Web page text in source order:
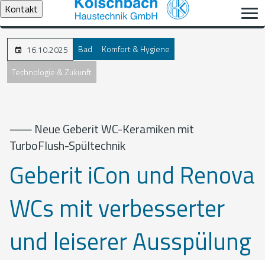
Kontakt
16.10.2025 Bad
Komfort & Hygiene
Technologie & Zukunft
⸺ Neue Geberit WC-Keramiken mit
TurboFlush-Spültechnik
Geberit iCon und Renova
WCs mit verbesserter
und leiserer Ausspülung